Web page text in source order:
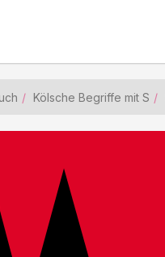
Kölsche Begriffe mit S